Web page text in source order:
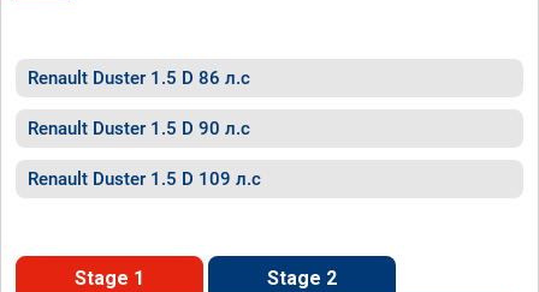
Renault Duster 1.5 D 86 л.с
Renault Duster 1.5 D 90 л.с
Renault Duster 1.5 D 109 л.с
Stage 1 Stage 2